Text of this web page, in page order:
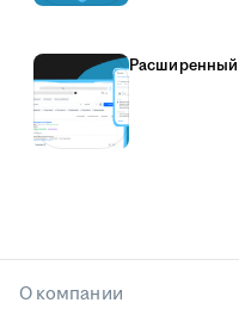
Расширенный
О компании